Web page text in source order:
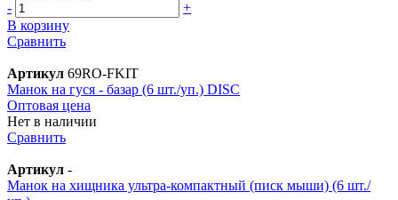
-
+
В корзину
Сравнить
Артикул 69RO-FKIT
Манок на гуся - базар (6 шт./уп.) DISC
Оптовая цена
Нет в наличии
Сравнить
Артикул -
Манок на хищника ультра-компактный (писк мыши) (6 шт./